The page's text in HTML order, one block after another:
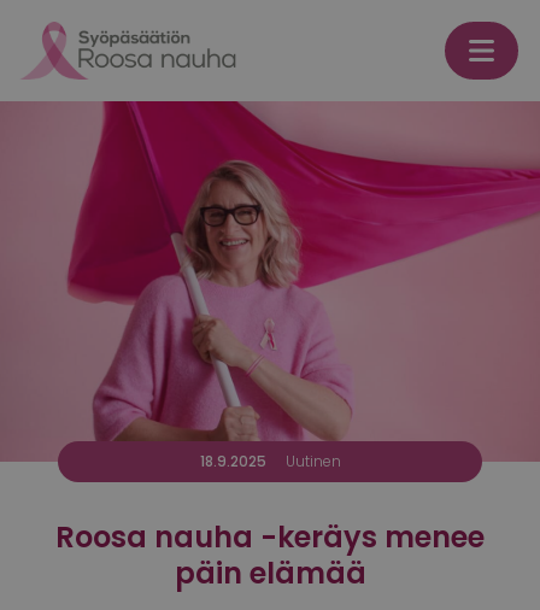
18.9.2025 Uutinen
Roosa nauha -keräys menee
päin elämää